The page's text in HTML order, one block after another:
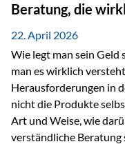
Beratung, die
22. April 2026
Wie legt man sein Geld
man es wirklich
Herausforderungen in
nicht die Produkte
Art und Weise, wie
verständliche Beratung